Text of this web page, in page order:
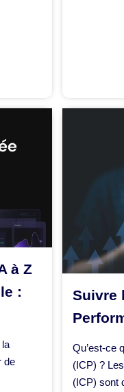
à Z
:
la
de
Suivre
Qu’est-ce
(ICP) ?
(ICP) sont